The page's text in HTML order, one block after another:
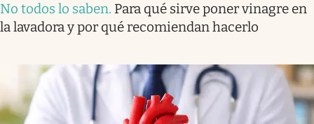
No todos lo saben. Para qué sirve poner vinagre en
la lavadora y por qué recomiendan hacerlo